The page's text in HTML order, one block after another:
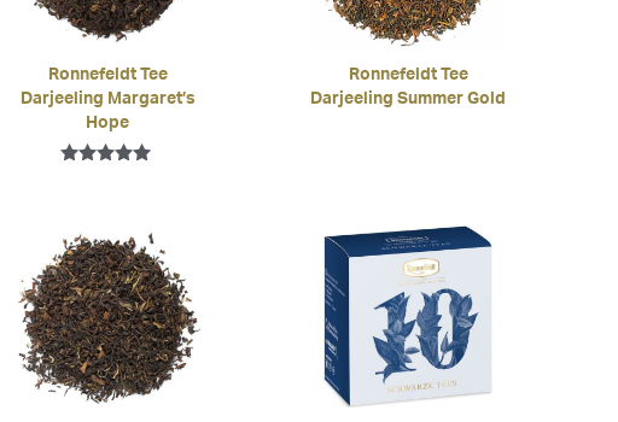
Ronnefeldt Tee
Darjeeling Margaret’s
Hope
Ronnefeldt Tee
Darjeeling Summer Gold